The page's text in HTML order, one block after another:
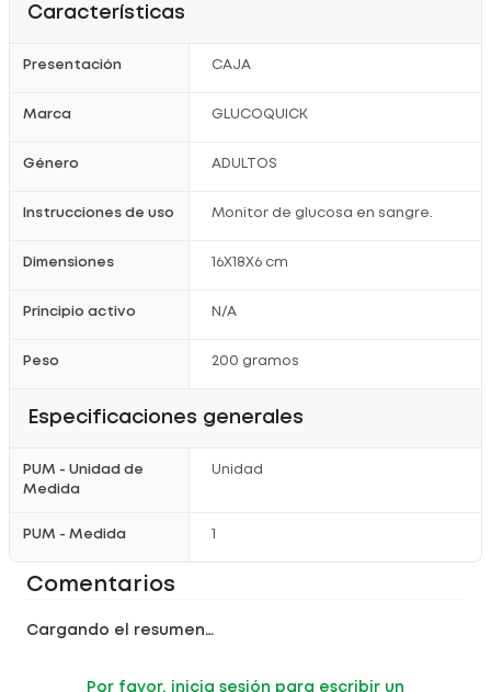
- 450 memorias de prueba con fecha y hora.
- PC link para la gestión de datos.
Características
Presentación CAJA
Marca GLUCOQUICK
Género ADULTOS
Instrucciones de uso Monitor de glucosa en sangre.
Dimensiones 16X18X6 cm
Principio activo N/A
Peso 200 gramos
Especificaciones generales
PUM - Unidad de
Medida
Unidad
PUM - Medida
Comentarios
Cargando el resumen…
Por favor, inicia sesión para escribir un